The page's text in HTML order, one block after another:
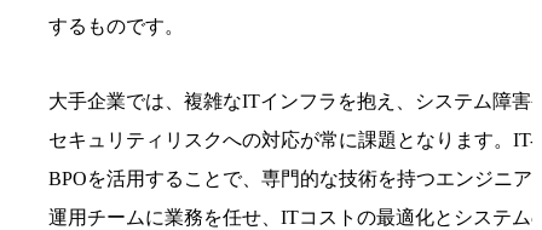
するものです。
大手企業では、複雑なITインフラを抱え、システム障害
セキュリティリスクへの対応が常に課題となります。IT-
BPOを活用することで、専門的な技術を持つエンジニア
運用チームに業務を任せ、ITコストの最適化とシステム